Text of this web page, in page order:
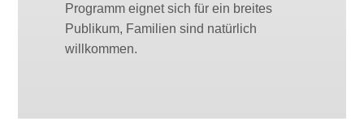
Programm eignet sich für ein breites
Publikum, Familien sind natürlich
willkommen.